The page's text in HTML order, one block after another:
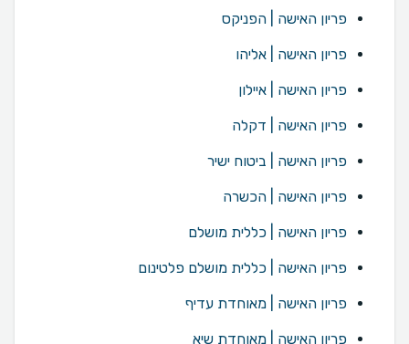
פריון האישה | הפניקס
פריון האישה | אליהו
פריון האישה | איילון
פריון האישה | דקלה
פריון האישה | ביטוח ישיר
פריון האישה | הכשרה
פריון האישה | כללית מושלם
פריון האישה | כללית מושלם פלטינום
פריון האישה | מאוחדת עדיף
פריון האישה | מאוחדת שיא